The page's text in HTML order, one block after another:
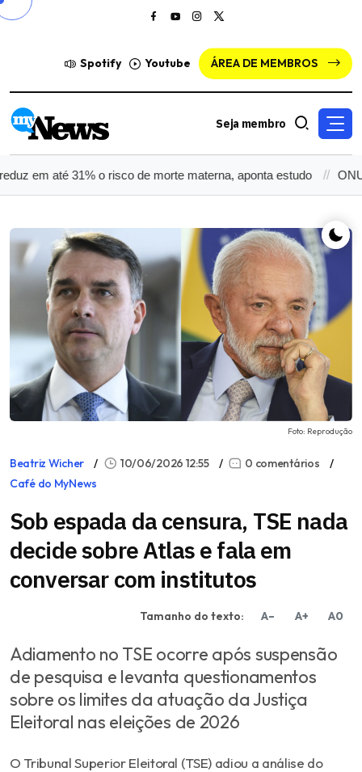
Spotify Youtube ÁREA DE MEMBROS
Seja membro
até 31% o risco de morte materna, aponta estudo ONU
Foto: Reprodução
Beatriz Wicher 10/06/2026 12:55
0 comentários
Café do MyNews
Sob espada da censura, TSE nada
decide sobre Atlas e fala em
conversar com institutos
Tamanho do texto: A– A+ A0
Adiamento no TSE ocorre após suspensão
de pesquisa e levanta questionamentos
sobre os limites da atuação da Justiça
Eleitoral nas eleições de 2026
O Tribunal Superior Eleitoral (TSE) adiou a análise do